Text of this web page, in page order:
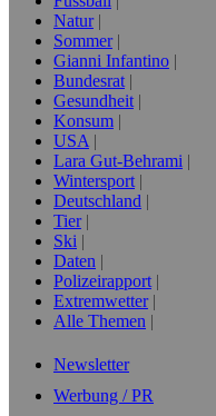
Natur
Sommer
Gianni Infantino
Bundesrat
Gesundheit
Konsum
USA
Lara Gut-Behrami
Wintersport
Deutschland
Tier
Ski
Daten
Polizeirapport
Extremwetter
Alle Themen
Newsletter
Werbung / PR